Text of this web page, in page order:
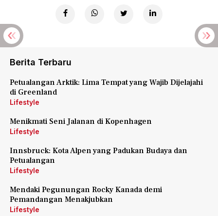
Berita Terbaru
Petualangan Arktik: Lima Tempat yang Wajib Dijelajahi
di Greenland
Lifestyle
Menikmati Seni Jalanan di Kopenhagen
Lifestyle
Innsbruck: Kota Alpen yang Padukan Budaya dan
Petualangan
Lifestyle
Mendaki Pegunungan Rocky Kanada demi
Pemandangan Menakjubkan
Lifestyle